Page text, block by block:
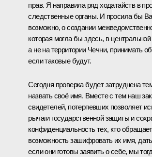
прав. Я направила ряд ходатайств в
следственные органы. И просила бы
возможно, о создании
которая могла бы здесь, в центральной
а не на территории Чечни, принимать
если таковые будут.
Сегодня проверка будет затруднена
назвать своё имя. Вместе с тем наш
свидетелей, потерпевших позволяет
рычаги государственной защиты и
конфиденциальность тех, кто
возможность зашифровать их имя,
если они готовы заявить о себе, мы